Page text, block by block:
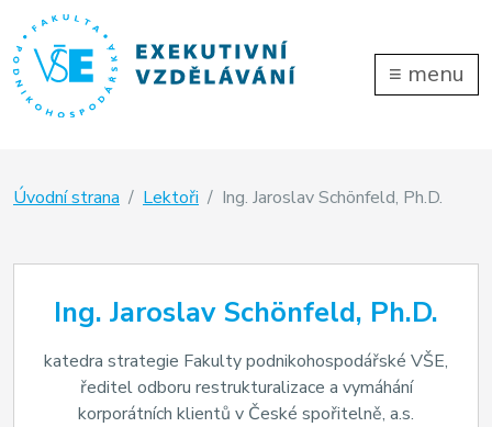
≡ menu
Úvodní strana Lektoři Ing. Jaroslav Schönfeld, Ph.D.
Ing. Jaroslav Schönfeld, Ph.D.
katedra strategie Fakulty podnikohospodářské VŠE,
ředitel odboru restrukturalizace a vymáhání
korporátních klientů v České spořitelně, a.s.